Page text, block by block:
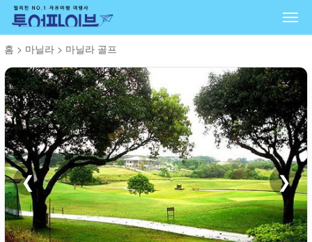
홈 > 마닐라 > 마닐라 골프
❮ ❯